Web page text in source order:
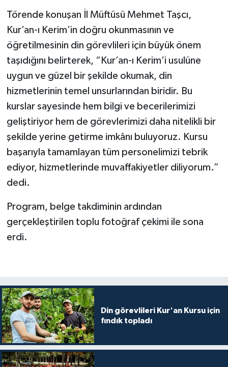
Törende konuşan İl Müftüsü Mehmet Taşcı,
Kur’an-ı Kerim’in doğru okunmasının ve
öğretilmesinin din görevlileri için büyük önem
taşıdığını belirterek, “Kur’an-ı Kerim’i usulüne
uygun ve güzel bir şekilde okumak, din
hizmetlerinin temel unsurlarından biridir. Bu
kurslar sayesinde hem bilgi ve becerilerimizi
geliştiriyor hem de görevlerimizi daha nitelikli bir
şekilde yerine getirme imkânı buluyoruz. Kursu
başarıyla tamamlayan tüm personelimizi tebrik
ediyor, hizmetlerinde muvaffakiyetler diliyorum.”
dedi.
Program, belge takdiminin ardından
gerçekleştirilen toplu fotoğraf çekimi ile sona
erdi.
Din görevlileri Kur'an Kursu için
fındık topladı
Çorum Müftülüğü
Denizli Müftülüğü
Diyarbakır Müftülüğü
Edirne Müftülüğü
Elazığ Müftülüğü
Erzurum Müftülüğü
Eskişehir Müftülüğü
Gümüşhane Müftülüğü
Hakkari Müftülüğü
Hatay Müftülüğü
Biyografiler
Diyanet TV
İhtida Haberleri